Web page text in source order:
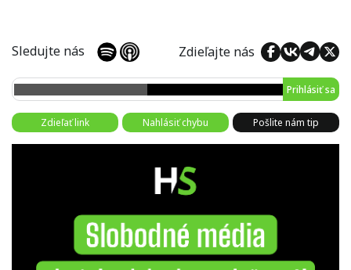
Sledujte nás Zdieľajte nás
Prihlásiť sa
Zdieľať link Nahlásiť chybu Pošlite nám tip